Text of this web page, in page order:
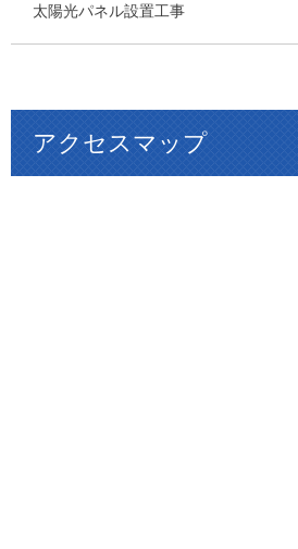
太陽光パネル設置工事
アクセスマップ